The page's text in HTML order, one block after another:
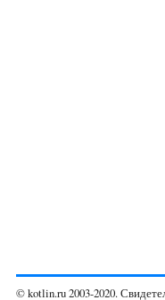
© kotlin.ru 2003-2020.